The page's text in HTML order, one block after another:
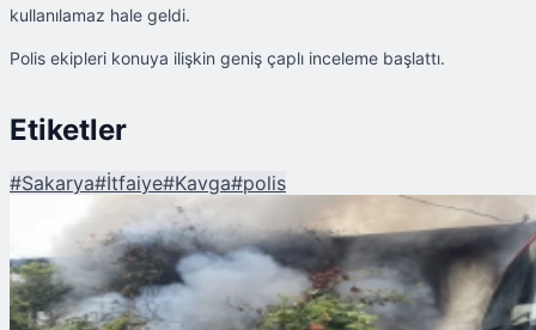
kullanılamaz hale geldi.
Polis ekipleri konuya ilişkin geniş çaplı inceleme başlattı.
Etiketler
#Sakarya#İtfaiye#Kavga#polis
Şu An Okunan